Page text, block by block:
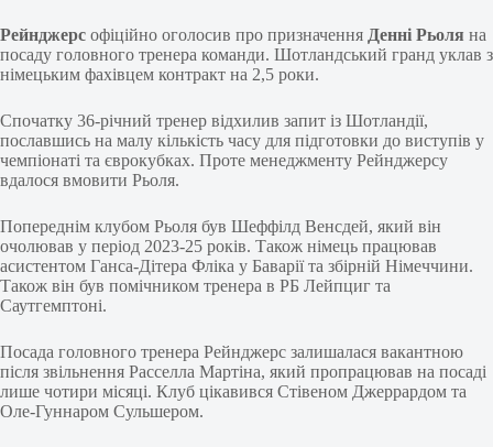
Рейнджерс офіційно оголосив про призначення Денні Рьоля на
посаду головного тренера команди. Шотландський гранд уклав з
німецьким фахівцем контракт на 2,5 роки.
Спочатку 36-річний тренер відхилив запит із Шотландії,
пославшись на малу кількість часу для підготовки до виступів у
чемпіонаті та єврокубках. Проте менеджменту Рейнджерсу
вдалося вмовити Рьоля.
Попереднім клубом Рьоля був Шеффілд Венсдей, який він
очолював у період 2023-25 ​​років. Також німець працював
асистентом Ганса-Дітера Фліка у Баварії та збірній Німеччини.
Також він був помічником тренера в РБ Лейпциг та
Саутгемптоні.
Посада головного тренера Рейнджерс залишалася вакантною
після звільнення Расселла Мартіна, який пропрацював на посаді
лише чотири місяці. Клуб цікавився Стівеном Джеррардом та
Оле-Гуннаром Сульшером.